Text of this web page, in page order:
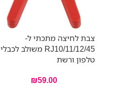
צבת לחיצה מתכתי ל-
RJ10/11/12/45 משולב לכבלי
טלפון ורשת
₪59.00